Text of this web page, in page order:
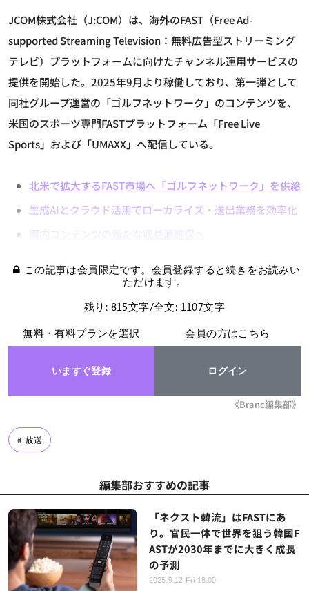
JCOM株式会社（J:COM）は、海外のFAST（Free Ad-
supported Streaming Television：無料広告型ストリーミング
テレビ）プラットフォームに向けたチャンネル運用サービスの
提供を開始した。2025年9月より稼働しており、第一弾として
同社グループ運営の「ゴルフネットワーク」のコンテンツを、
米国のスポーツ専門FASTプラットフォーム「Free Live
Sports」および「UMAXX」へ配信している。
北米で拡大するFAST市場へ「ゴルフネットワーク」を供給
生成AIとクラウド活用でローカライズ・送出業務を効率化
国内コンテンツの新たな収益源確保へ
この記事は会員限定です。会員登録すると続きをお読みい
ただけます。
残り: 815文字/全文: 1107文字
無料・有料プランを選択
いますぐ登録
会員の方はこちら
ログイン
《Branc編集部》
放送
編集部おすすめの記事
「ネクスト韓流」はFASTにあ
り。官民一体で世界を狙う韓国F
ASTが2030年までに大きく成長
の予測
2025.9.12 Fri 18:00